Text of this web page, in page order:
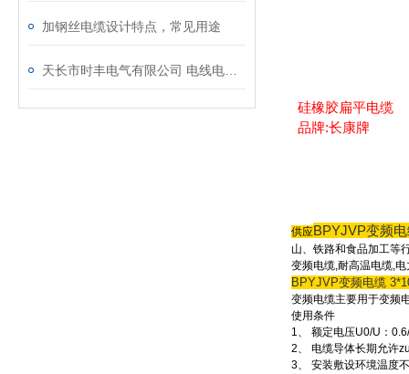
加钢丝电缆设计特点，常见用途
硅橡胶扁平电缆
品牌:长康牌
供应BPYJVP变频
山、铁路和食品加工等
变频电缆,耐高温电缆,电
BPYJVP变频电缆
变频电缆主要用于变频
使用条件
1、 额定电压U0/U：
2、 电缆导体长期允许
3、 安装敷设环境温度